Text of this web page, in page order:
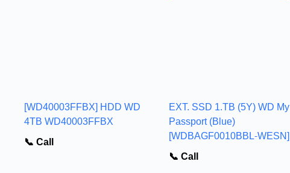
[WD40003FFBX] HDD WD
4TB WD40003FFBX
📞 Call
EXT. SSD 1.TB (5Y) WD My
Passport (Blue)
[WDBAGF0010BBL-WESN]
📞 Call